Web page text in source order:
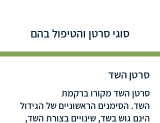
סוגי סרטן והטיפול בהם
סרטן השד
סרטן השד מקורו ברקמת
השד. הסימנים הראשוניים של הגידול
הינם גוש בשד, שינויים בצורת השד,